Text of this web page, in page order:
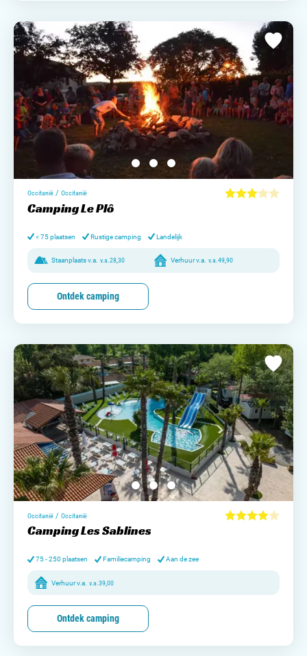
Occitanië / Occitanië
Camping Le Plô
< 75 plaatsen Rustige camping Landelijk
Staanplaats v.a. v.a.28,30 Verhuur v.a. v.a.49,90
Ontdek camping
Occitanië / Occitanië
Camping Les Sablines
75 - 250 plaatsen Familiecamping Aan de zee
Verhuur v.a. v.a. 39,00
Ontdek camping